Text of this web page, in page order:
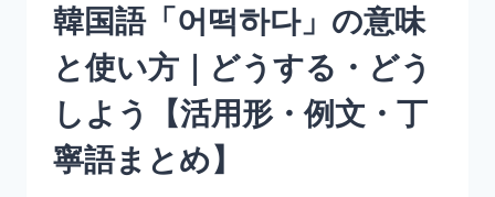
用
形・
例
文・
丁
寧
語
ま
韓国語「어떡하다」の意味
と使い方｜どうする・どう
しよう【活用形・例文・丁
寧語まとめ】